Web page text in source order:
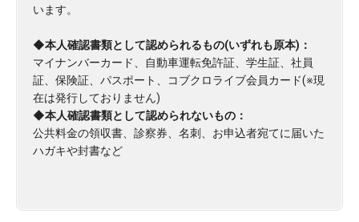
います。
◆本人確認書類として認められるもの(いずれも原本)：
マイナンバーカード、自動車運転免許証、学生証、社員
証、保険証、パスポート、コブクロライブ会員カード(※現
在は発行しておりません)
◆本人確認書類として認められないもの：
公共料金の領収書、診察券、名刺、お申込者宛てに届いた
ハガキや封書など